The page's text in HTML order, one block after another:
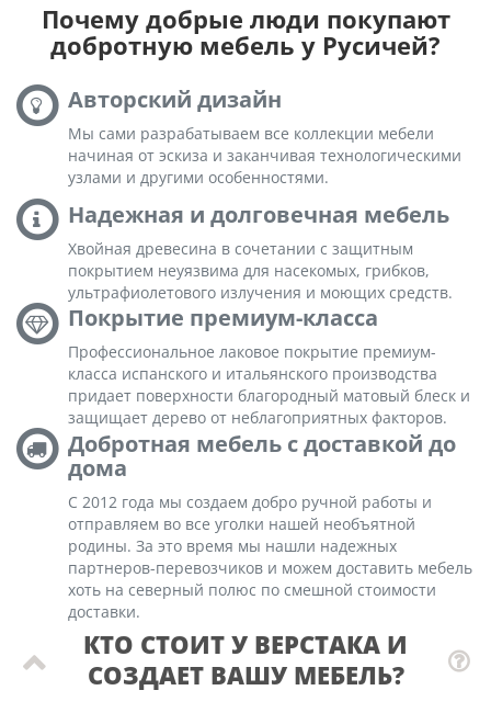
Почему добрые люди покупают
добротную мебель у Русичей?
Авторский дизайн
Мы сами разрабатываем все коллекции мебели
начиная от эскиза и заканчивая технологическими
узлами и другими особенностями.
Надежная и долговечная мебель
Хвойная древесина в сочетании с защитным
покрытием неуязвима для насекомых, грибков,
ультрафиолетового излучения и моющих средств.
Покрытие премиум-класса
Профессиональное лаковое покрытие премиум-
класса испанского и итальянского производства
придает поверхности благородный матовый блеск и
защищает дерево от неблагоприятных факторов.
Добротная мебель с доставкой до
дома
С 2012 года мы создаем добро ручной работы и
отправляем во все уголки нашей необъятной
родины. За это время мы нашли надежных
партнеров-перевозчиков и можем доставить мебель
хоть на северный полюс по смешной стоимости
доставки.
КТО СТОИТ У ВЕРСТАКА И
СОЗДАЕТ ВАШУ МЕБЕЛЬ?